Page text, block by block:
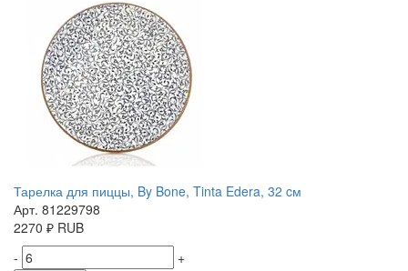
Тарелка для пиццы, By Bone, Tinta Edera, 32 cм
Арт. 81229798
2270 ₽ RUB
-
+